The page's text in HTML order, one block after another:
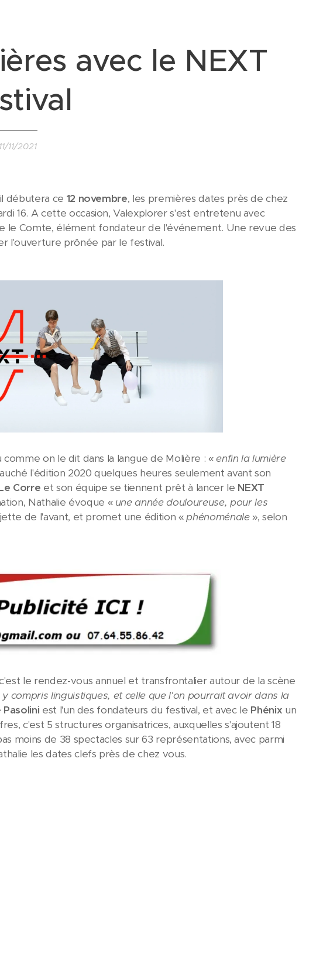
avec le NEXT
11/11/2021
débutera ce 12 novembre, les premières dates près de chez
16. A cette occasion, Valexplorer s'est entretenu avec
le Comte, élément fondateur de l'événement. Une revue des
l'ouverture prônée par le festival.
comme on le dit dans la langue de Molière : «enfin la lumière
l'édition 2020 quelques heures seulement avant son
Corre et son équipe se tiennent prêt à lancer le NEXT
Nathalie évoque « une année douloureuse, pour les
de l'avant, et promet une édition «phénoménale», selon
le rendez-vous annuel et transfrontalier autour de la scène
compris linguistiques, et celle que l'on pourrait avoir dans la
est l'un des fondateurs du festival, et avec le Phénix un
c'est 5 structures organisatrices, auxquelles s'ajoutent 18
moins de 38 spectacles sur 63 représentations, avec parmi
les dates clefs près de chez vous.